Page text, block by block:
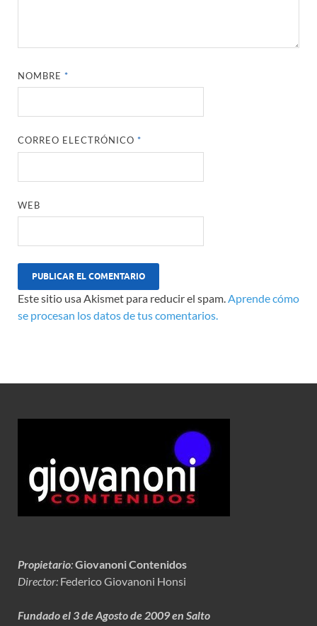
NOMBRE*
CORREO ELECTRÓNICO*
WEB
Este sitio usa Akismet para reducir el spam.Aprende cómo
se procesan los datos de tus comentarios.
Propietario:Giovanoni Contenidos
Director: Federico Giovanoni Honsi
Fundado el 3 de Agosto de 2009 en Salto